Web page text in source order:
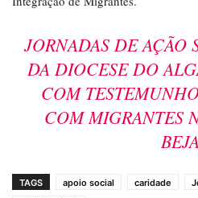
JORNADAS DE AÇÃO
DA DIOCESE DO
COM
COM MIGRANTES
TAGS apoio social caridade